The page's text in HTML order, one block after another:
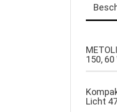
150,
Licht